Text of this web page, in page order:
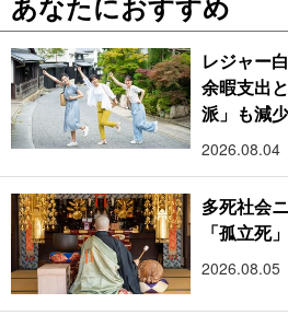
レジャー
余暇支出
派」も減
2026.08.04
多死社会
「孤立死
2026.08.05